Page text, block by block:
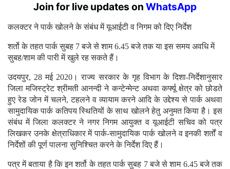
Join for live updates on WhatsApp
कलक्टर ने पार्क खोलने के संबंध में यूआईटी व निगम को दिए निर्देश
शर्तो के तहत पार्क सुबह 7 बजे से शाम 6.45 बजे तक या इस समय अवधि में
सुबह/शाम की पारी में खुले रह सकते हैं।
उदयपुर, 28 मई 2020। राज्य सरकार के गृह विभाग के दिशा-निर्देशानुसार
जिला मजिस्ट्रेट श्रीमती आनन्दी ने कन्टेन्मेन्ट अथवा कर्फ्यू क्षेत्र को छोडते
हुए रेड जोन में चलने, टहलने व व्यायाम करने आदि के उद्देश्य से पार्क अथवा
सामुदायिक पार्क कतिपय स्थितियों के साथ खोलने हेतु अनुमत किया है। इस
संबंध में जिला कलक्टर ने नगर निगम आयुक्त व यूआईटी सचिव को पत्र
लिखकर उनके क्षेत्राधिकार में पार्क-सामुदायिक पार्क खोलने व इनकी शर्तों व
निर्देशों की पूर्ण पालना सुनिश्चित करने के निर्देश दिए हैं।
पत्र में बताया है कि इन शर्तो के तहत पार्क सुबह 7 बजे से शाम 6.45 बजे तक